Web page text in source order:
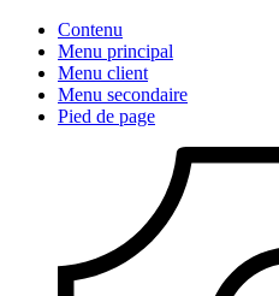
Contenu
Menu principal
Menu client
Menu secondaire
Pied de page